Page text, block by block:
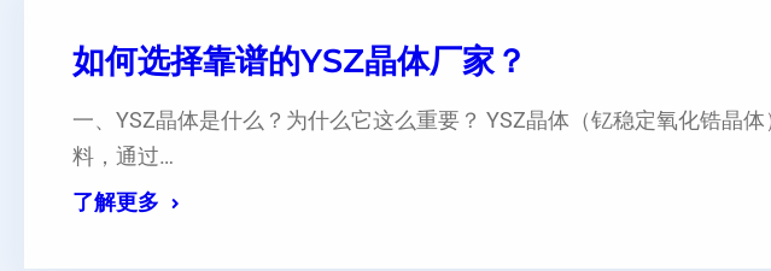
如何选择靠谱的YSZ晶体厂家？
一、YSZ晶体是什么？为什么它这么重要？ YSZ晶体（钇稳定氧化锆晶
料，通过…
了解更多